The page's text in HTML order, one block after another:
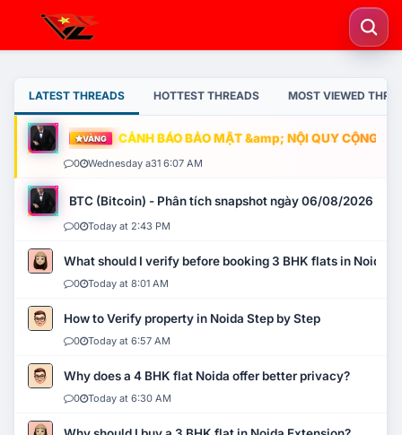
LATEST THREADS HOTTEST THREADS MOST VIEWED
VÀNG CẢNH BÁO BẢO MẬT &amp; NỘI QUY CỘNG
0 Wednesday a31 6:07 AM
BTC (Bitcoin) - Phân tích snapshot ngày 06/08/2026
0 Today at 2:43 PM
What should I verify before booking 3 BHK flats in Noida?
0 Today at 8:01 AM
How to Verify property in Noida Step by Step
0 Today at 6:57 AM
Why does a 4 BHK flat Noida offer better privacy?
0 Today at 6:30 AM